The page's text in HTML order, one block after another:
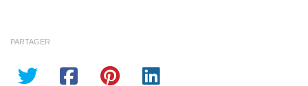
PARTAGER